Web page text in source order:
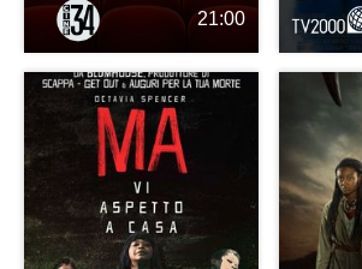
21:00